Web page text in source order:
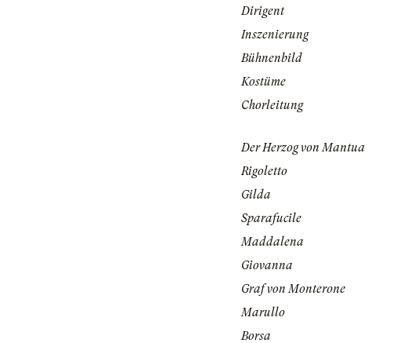
Dirigent
Inszenierung
Bühnenbild
Kostüme
Chorleitung
Der Herzog von Mantua
Rigoletto
Gilda
Sparafucile
Maddalena
Giovanna
Graf von Monterone
Marullo
Borsa